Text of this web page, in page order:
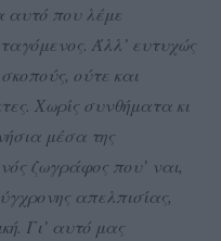
αυτό που λέμε
Άλλ’ ευτυχώς
ούτε και
Χωρίς συνθήματα κι
μέσα της
ζωγράφος που’ ναι,
απελπισίας,
Γι’ αυτό μας